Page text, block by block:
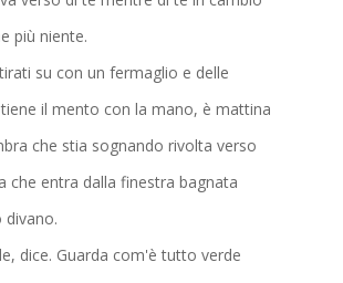
più niente.
su con un fermaglio e delle
il mento con la mano, è mattina
che stia sognando rivolta verso
che entra dalla finestra bagnata
divano.
dice. Guarda com'è tutto verde